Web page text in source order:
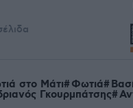
στο Μάτι Φωτιά
Γκουρμπάτσης